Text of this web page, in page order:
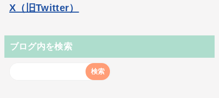
X（旧Twitter）
ブログ内を検索